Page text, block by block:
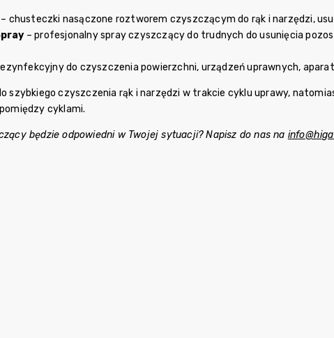
– chusteczki nasączone roztworem czyszczącym do rąk i narzędzi,
– profesjonalny spray czyszczący do trudnych do usunięcia
do czyszczenia powierzchni, urządzeń uprawnych,
szybkiego czyszczenia rąk i narzędzi w trakcie cyklu uprawy,
cyklami.
będzie odpowiedni w Twojej sytuacji? Napisz do nas na